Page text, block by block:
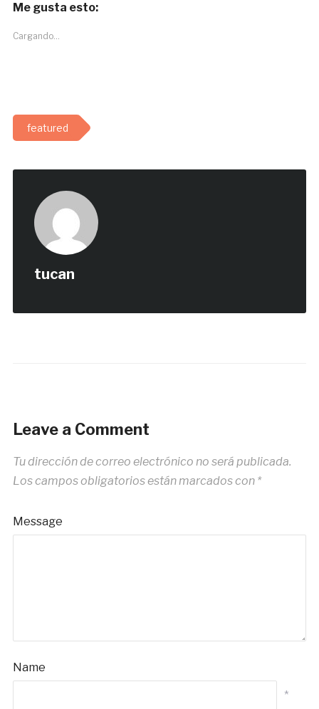
Me gusta esto:
Cargando...
featured
tucan
Leave a Comment
Tu dirección de correo electrónico no será publicada.
Los campos obligatorios están marcados con *
Message
Name
*